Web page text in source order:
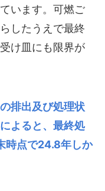
います。可燃ご
したうえで最終
け皿にも限界が
排出及び処理状
によると、最終処
時点で24.8年しか